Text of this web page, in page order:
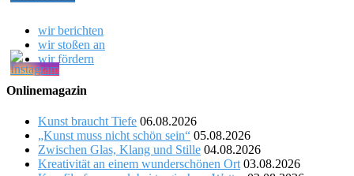
wir berichten
wir stoßen an
wir fördern
Onlinemagazin
Kunst braucht Tiefe 06.08.2026
„Kunst muss nicht schön sein“ 05.08.2026
Zwischen Glas, Klang und Stille 04.08.2026
Kreativität an einem wunderschönen Ort 03.08.2026